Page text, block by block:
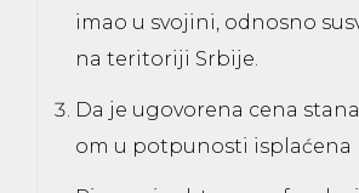
imao u svojini, odnosno
na teritoriji Srbije.
Da je ugovorena cena
om u potpunosti isplaćena